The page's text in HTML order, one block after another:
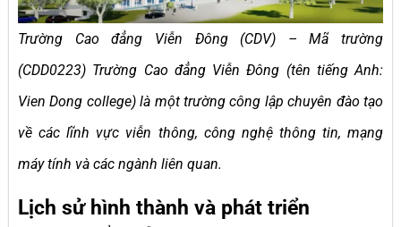
Trường Cao đẳng Viễn Đông (CDV) – Mã trường
(CDD0223) Trường Cao đẳng Viễn Đông (tên tiếng Anh:
Vien Dong college) là một trường công lập chuyên đào tạo
về các lĩnh vực viễn thông, công nghệ thông tin, mạng
máy tính và các ngành liên quan.
Lịch sử hình thành và phát triển